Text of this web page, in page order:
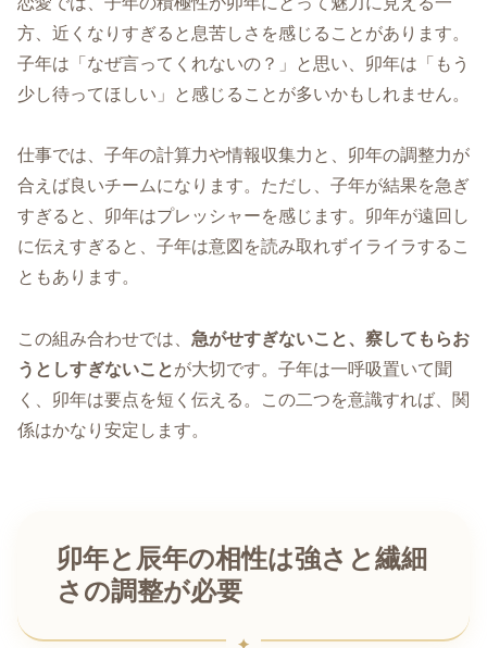
方、近くなりすぎると息苦しさを感じることがあります。
子年は「なぜ言ってくれないの？」と思い、卯年は「もう
少し待ってほしい」と感じることが多いかもしれません。
仕事では、子年の計算力や情報収集力と、卯年の調整力が
合えば良いチームになります。ただし、子年が結果を急ぎ
すぎると、卯年はプレッシャーを感じます。卯年が遠回し
に伝えすぎると、子年は意図を読み取れずイライラするこ
ともあります。
この組み合わせでは、 急がせすぎないこと、察してもらお
うとしすぎないことが大切です。子年は一呼吸置いて聞
く、卯年は要点を短く伝える。この二つを意識すれば、関
係はかなり安定します。
卯年と辰年の相性は強さと繊細
さの調整が必要